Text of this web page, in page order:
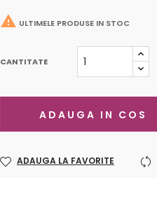
 ULTIMELE PRODUSE IN STOC
CANTITATE
ADAUGA IN COS
ADAUGA LA FAVORITE